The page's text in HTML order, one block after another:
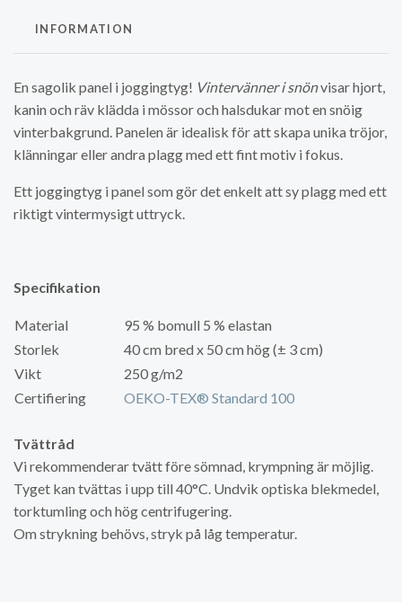
INFORMATION
En sagolik panel i joggingtyg! Vintervänner i snönvisar hjort,
kanin och räv klädda i mössor och halsdukar mot en snöig
vinterbakgrund. Panelen är idealisk för att skapa unika tröjor,
klänningar eller andra plagg med ett fint motiv i fokus.
Ett joggingtyg i panel som gör det enkelt att sy plagg med ett
riktigt vintermysigt uttryck.
Specifikation
Material
95 % bomull 5 % elastan
Storlek
40 cm bred x 50 cm hög (± 3 cm)
Vikt
250 g/m2
Certifiering
OEKO-TEX® Standard 100
Tvättråd
Vi rekommenderar tvätt före sömnad, krympning är möjlig.
Tyget kan tvättas i upp till 40°C. Undvik optiska blekmedel,
torktumling och hög centrifugering.
Om strykning behövs, stryk på låg temperatur.